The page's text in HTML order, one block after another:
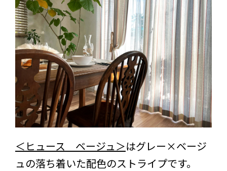
＜ヒュース ベージュ＞はグレー×ベージ
ュの落ち着いた配色のストライプです。